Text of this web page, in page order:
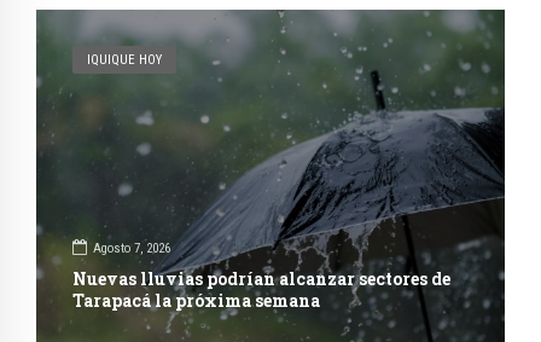
IQUIQUE HOY
Agosto 7, 2026
Nuevas lluvias podrían alcanzar sectores de
Tarapacá la próxima semana